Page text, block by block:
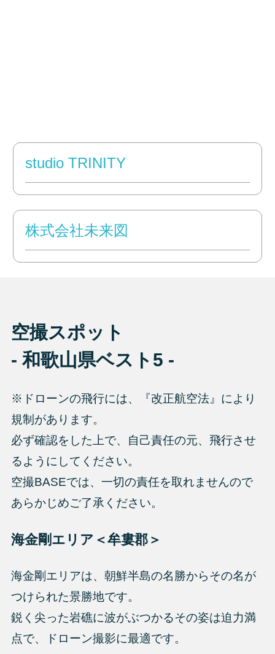
studio TRINITY
株式会社未来図
空撮スポット
- 和歌山県ベスト5 -
※ドローンの飛行には、『改正航空法』により
規制があります。
必ず確認をした上で、自己責任の元、飛行させ
るようにしてください。
空撮BASEでは、一切の責任を取れませんので
あらかじめご了承ください。
海金剛エリア＜牟婁郡＞
海金剛エリアは、朝鮮半島の名勝からその名が
つけられた景勝地です。
鋭く尖った岩礁に波がぶつかるその姿は迫力満
点で、ドローン撮影に最適です。